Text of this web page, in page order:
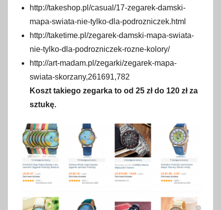
http://takeshop.pl/casual/17-zegarek-damski-
mapa-swiata-nie-tylko-dla-podrozniczek.html
http://taketime.pl/zegarek-damski-mapa-swiata-
nie-tylko-dla-podrozniczek-rozne-kolory/
http://art-madam.pl/zegarki/zegarek-mapa-
swiata-skorzany,261691,782
Koszt takiego zegarka to od 25 zł do 120 zł za
sztukę.